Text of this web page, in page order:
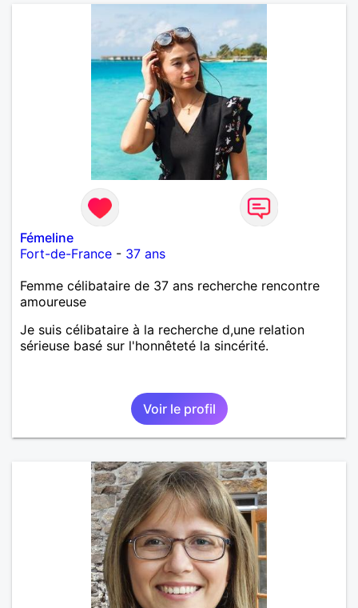
Fémeline
Fort-de-France - 37 ans
Femme célibataire de 37 ans recherche rencontre
amoureuse
Je suis célibataire à la recherche d,une relation
sérieuse basé sur l'honnêteté la sincérité.
Voir le profil